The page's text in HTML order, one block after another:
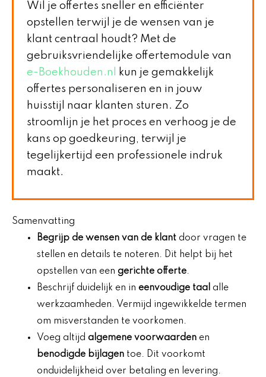
Wil je offertes sneller en efficiënter
opstellen terwijl je de wensen van je
klant centraal houdt? Met de
gebruiksvriendelijke offertemodule van
e-Boekhouden.nl
kun je gemakkelijk
offertes personaliseren en in jouw
huisstijl naar klanten sturen. Zo
stroomlijn je het proces en verhoog je de
kans op goedkeuring, terwijl je
tegelijkertijd een professionele indruk
maakt.
Samenvatting
Begrijp de wensen van de klant door vragen te
stellen en details te noteren. Dit helpt bij het
opstellen van een gerichte offerte.
Beschrijf duidelijk en in eenvoudige taal alle
werkzaamheden. Vermijd ingewikkelde termen
om misverstanden te voorkomen.
Voeg altijd algemene voorwaarden en
benodigde bijlagen toe. Dit voorkomt
onduidelijkheid over betaling en levering.